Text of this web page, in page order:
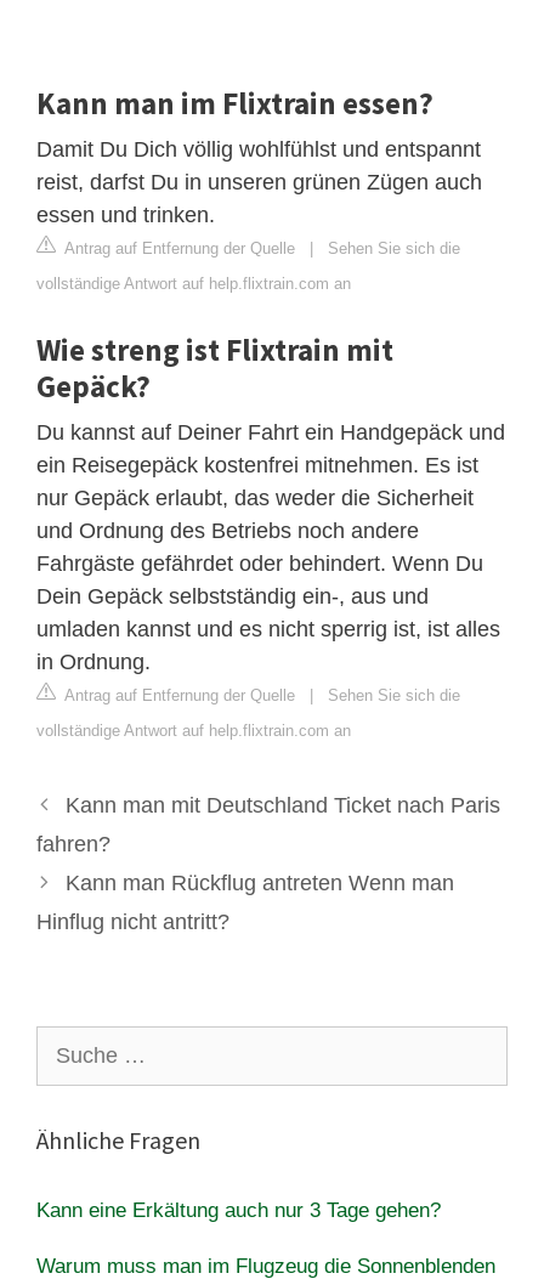
Kann man im Flixtrain essen?
Damit Du Dich völlig wohlfühlst und entspannt
reist, darfst Du in unseren grünen Zügen auch
essen und trinken.
Antrag auf Entfernung der Quelle | Sehen Sie sich die
vollständige Antwort auf help.flixtrain.com an
Wie streng ist Flixtrain mit
Gepäck?
Du kannst auf Deiner Fahrt ein Handgepäck und
ein Reisegepäck kostenfrei mitnehmen. Es ist
nur Gepäck erlaubt, das weder die Sicherheit
und Ordnung des Betriebs noch andere
Fahrgäste gefährdet oder behindert. Wenn Du
Dein Gepäck selbstständig ein-, aus und
umladen kannst und es nicht sperrig ist, ist alles
in Ordnung.
Antrag auf Entfernung der Quelle | Sehen Sie sich die
vollständige Antwort auf help.flixtrain.com an
Kann man mit Deutschland Ticket nach Paris
fahren?
Kann man Rückflug antreten Wenn man
Hinflug nicht antritt?
nach:
Ähnliche Fragen
Kann eine Erkältung auch nur 3 Tage gehen?
Warum muss man im Flugzeug die Sonnenblenden